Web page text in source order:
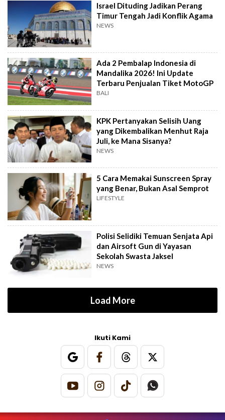
Israel Dituding Jadikan Perang
Timur Tengah Jadi Konflik Agama
NEWS
Ada 2 Pembalap Indonesia di
Mandalika 2026! Ini Update
Terbaru Penjualan Tiket MotoGP
BALI
KPK Pertanyakan Selisih Uang
yang Dikembalikan Menhut Raja
Juli, ke Mana Sisanya?
NEWS
5 Cara Memakai Sunscreen Spray
yang Benar, Bukan Asal Semprot
LIFESTYLE
Polisi Selidiki Temuan Senjata Api
dan Airsoft Gun di Yayasan
Sekolah Swasta Jaksel
NEWS
Load More
Ikuti Kami